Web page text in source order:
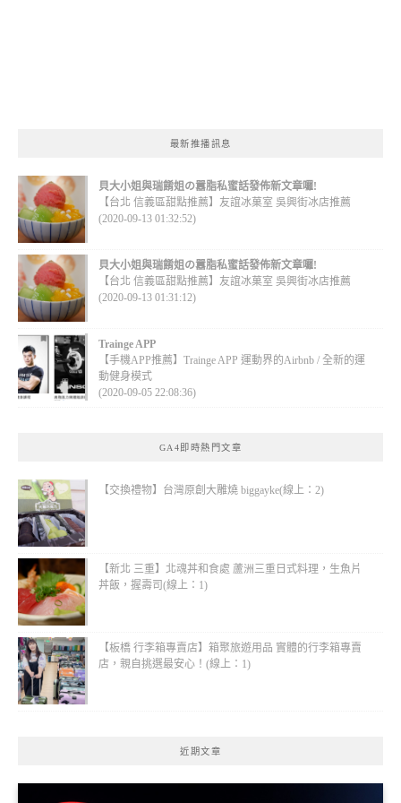
最新推播訊息
貝大小姐與瑞餚姐の囂脂私蜜話發佈新文章囉!
【台北 信義區甜點推薦】友誼冰菓室 吳興街冰店推薦
(2020-09-13 01:32:52)
貝大小姐與瑞餚姐の囂脂私蜜話發佈新文章囉!
【台北 信義區甜點推薦】友誼冰菓室 吳興街冰店推薦
(2020-09-13 01:31:12)
Trainge APP
【手機APP推薦】Trainge APP 運動界的Airbnb / 全新的運
動健身模式
(2020-09-05 22:08:36)
GA4即時熱門文章
【交換禮物】台灣原創大雕燒 biggayke(線上：2)
【新北 三重】北魂丼和食處 蘆洲三重日式料理，生魚片
丼飯，握壽司(線上：1)
【板橋 行李箱專賣店】箱聚旅遊用品 實體的行李箱專賣
店，親自挑選最安心！(線上：1)
近期文章